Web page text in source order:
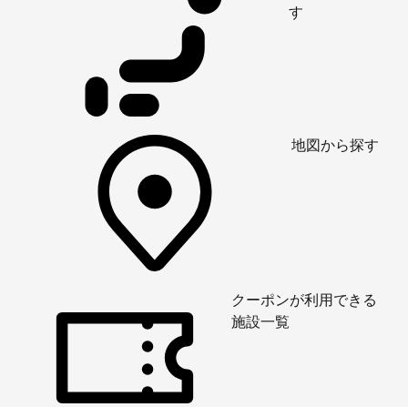
す
地図から探す
クーポンが利用できる
施設一覧